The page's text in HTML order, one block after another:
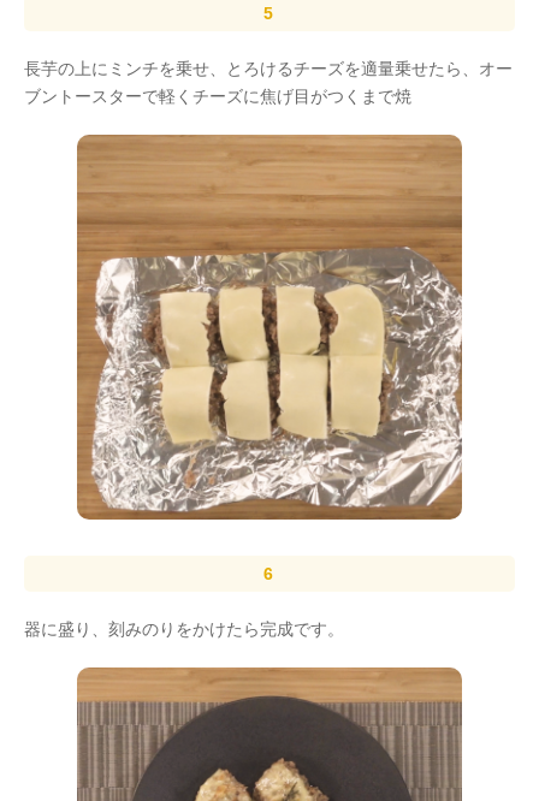
長芋の上にミンチを乗せ、とろけるチーズを適量乗せたら、オー
ブントースターで軽くチーズに焦げ目がつくまで焼
器に盛り、刻みのりをかけたら完成です。